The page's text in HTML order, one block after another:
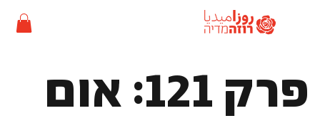
פרק 121: אום